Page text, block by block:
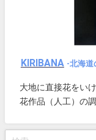
KIRIBANA -北海道
大地に直接花をい
花作品（人工）の